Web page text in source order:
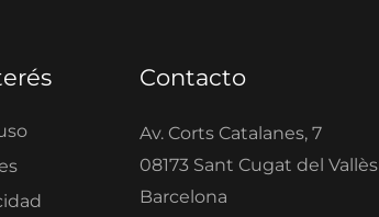
Contacto
Av. Corts Catalanes, 7
08173 Sant Cugat del Vallès
Barcelona